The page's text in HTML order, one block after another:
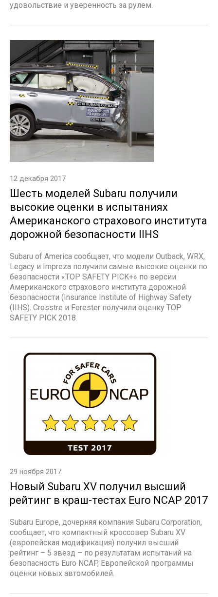
удовольствие и уверенность за рулем.
12 декабря 2017
Шесть моделей Subaru получили
высокие оценки в испытаниях
Американского страхового института
дорожной безопасности IIHS
Subaru of America сообщает, что модели Outback, WRX,
Legacy и Impreza получили самые высокие оценки по
безопасности «TOP SAFETY PICK+» по версии
Американского страхового института дорожной
безопасности (Insurance Institute of Highway Safety
(IIHS). Crosstre и Forester получили оценку TOP
SAFETY PICK 2018.
29 ноября 2017
Новый Subaru XV получил высший
рейтинг в краш-тестах Euro NCAP 2017
Subaru Europe, дочерняя компания Subaru Corporation,
сообщает, что компактный кроссовер Subaru XV
(европейская модификация) получил высший
рейтинг – 5 звезд – по результатам испытаний на
безопасность Euro NCAP, Европейской программы
оценки новых автомобилей.